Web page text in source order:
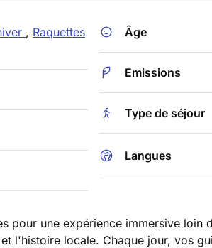
, Raquettes
Âge
Emissions
Type de séjour
Langues
pour une expérience immersive loin
l'histoire locale. Chaque jour, vos